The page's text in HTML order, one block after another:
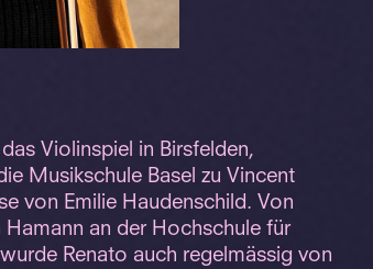
Violinspiel in Birsfelden,
Musikschule Basel zu Vincent
von Emilie Haudenschild. Von
an der Hochschule für
Renato auch regelmässig von